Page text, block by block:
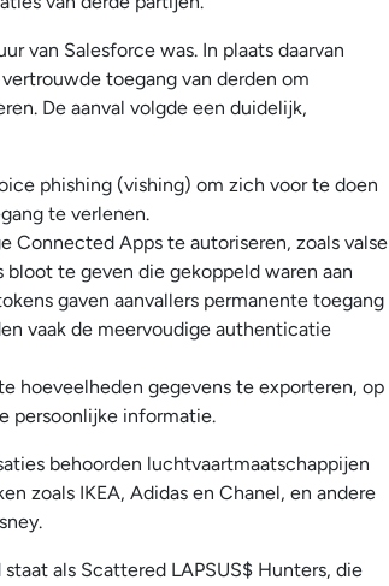
van Salesforce was. In plaats daarvan
toegang van derden om
De aanval volgde een duidelijk,
phishing (vishing) om zich voor te doen
te verlenen.
Connected Apps te autoriseren, zoals valse
te geven die gekoppeld waren aan
gaven aanvallers permanente toegang
vaak de meervoudige authenticatie
hoeveelheden gegevens te exporteren, op
persoonlijke informatie.
behoorden luchtvaartmaatschappijen
zoals IKEA, Adidas en Chanel, en andere
als Scattered LAPSUS$ Hunters, die